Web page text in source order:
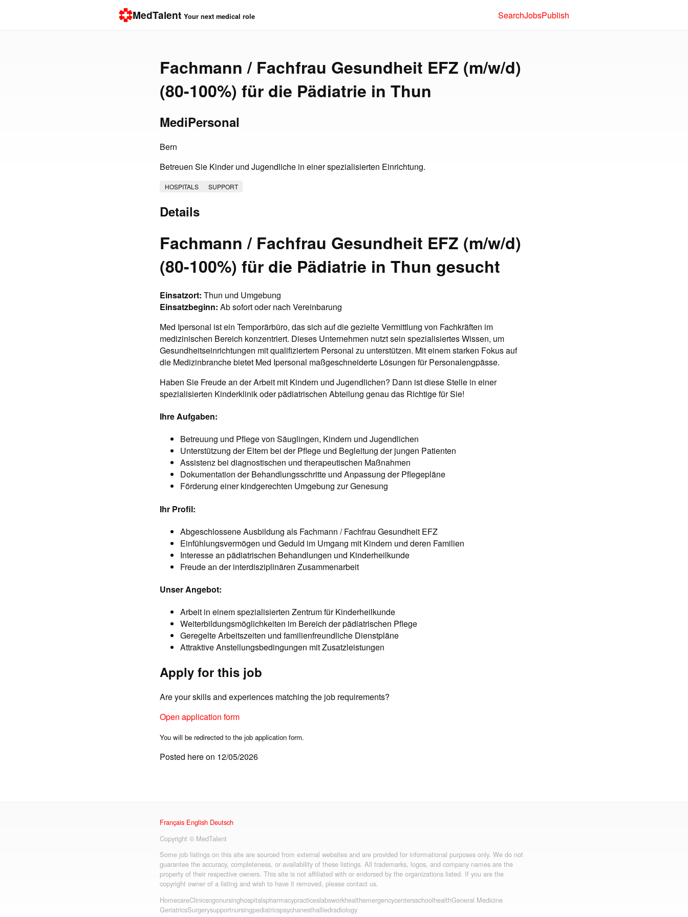
MedTalent Your next medical role SearchJobsPublish
Fachmann / Fachfrau Gesundheit EFZ (m/w/d)
(80-100%) für die Pädiatrie in Thun
MediPersonal
Bern
Betreuen Sie Kinder und Jugendliche in einer spezialisierten Einrichtung.
HOSPITALS SUPPORT
Details
Fachmann / Fachfrau Gesundheit EFZ (m/w/d)
(80-100%) für die Pädiatrie in Thun gesucht
Einsatzort: Thun und Umgebung
Einsatzbeginn: Ab sofort oder nach Vereinbarung
Med Ipersonal ist ein Temporärbüro, das sich auf die gezielte Vermittlung von Fachkräften im
medizinischen Bereich konzentriert. Dieses Unternehmen nutzt sein spezialisiertes Wissen, um
Gesundheitseinrichtungen mit qualifiziertem Personal zu unterstützen. Mit einem starken Fokus auf
die Medizinbranche bietet Med Ipersonal maßgeschneiderte Lösungen für Personalengpässe.
Haben Sie Freude an der Arbeit mit Kindern und Jugendlichen? Dann ist diese Stelle in einer
spezialisierten Kinderklinik oder pädiatrischen Abteilung genau das Richtige für Sie!
Ihre Aufgaben:
Betreuung und Pflege von Säuglingen, Kindern und Jugendlichen
Unterstützung der Eltern bei der Pflege und Begleitung der jungen Patienten
Assistenz bei diagnostischen und therapeutischen Maßnahmen
Dokumentation der Behandlungsschritte und Anpassung der Pflegepläne
Förderung einer kindgerechten Umgebung zur Genesung
Ihr Profil:
Abgeschlossene Ausbildung als Fachmann / Fachfrau Gesundheit EFZ
Einfühlungsvermögen und Geduld im Umgang mit Kindern und deren Familien
Interesse an pädiatrischen Behandlungen und Kinderheilkunde
Freude an der interdisziplinären Zusammenarbeit
Unser Angebot:
Arbeit in einem spezialisierten Zentrum für Kinderheilkunde
Weiterbildungsmöglichkeiten im Bereich der pädiatrischen Pflege
Geregelte Arbeitszeiten und familienfreundliche Dienstpläne
Attraktive Anstellungsbedingungen mit Zusatzleistungen
Apply for this job
Are your skills and experiences matching the job requirements?
Open application form
You will be redirected to the job application form.
Posted here on 12/05/2026
Français English Deutsch
Copyright © MedTalent
Some job listings on this site are sourced from external websites and are provided for informational purposes only. We do not
guarantee the accuracy, completeness, or availability of these listings. All trademarks, logos, and company names are the
property of their respective owners. This site is not affiliated with or endorsed by the organizations listed. If you are the
copyright owner of a listing and wish to have it removed, please contact us.
HomecareClinicsngonursinghospitalspharmacypracticeslabsworkhealthemergencycentersschoolhealthGeneral Medicine
GeriatricsSurgerysupportnursingpediatricspsychanesthalliedradiology